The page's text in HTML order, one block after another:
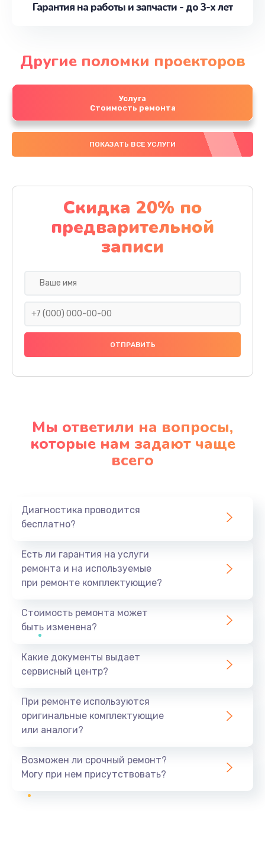
Гарантия на работы и запчасти - до 3-х лет
Другие поломки проекторов
Услуга
Стоимость ремонта
ПОКАЗАТЬ ВСЕ УСЛУГИ
Скидка 20% по
предварительной
записи
Мы ответили на вопросы,
которые нам задают чаще
всего
Диагностика проводится
бесплатно?
Есть ли гарантия на услуги
ремонта и на используемые
при ремонте комплектующие?
Стоимость ремонта может
быть изменена?
Какие документы выдает
сервисный центр?
При ремонте используются
оригинальные комплектующие
или аналоги?
Возможен ли срочный ремонт?
Могу при нем присутствовать?